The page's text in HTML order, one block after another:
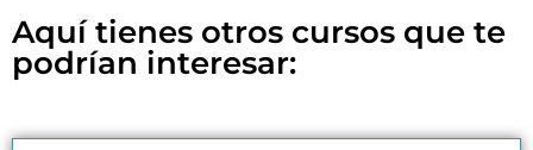
Aquí tienes otros cursos que te
podrían interesar: